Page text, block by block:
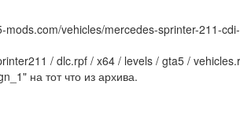
mods.com/vehicles/mercedes-sprinter-211-
/ dlc.rpf / x64 / levels / gta5 /
на тот что из архива.